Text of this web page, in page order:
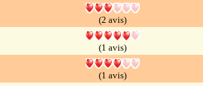
(2 avis)
(1 avis)
(1 avis)